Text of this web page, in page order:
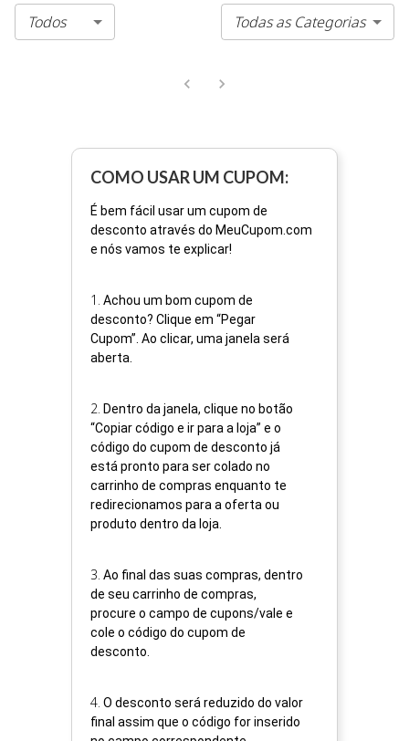
Todos Todas as Categorias
COMO USAR UM CUPOM:
É bem fácil usar um cupom de
desconto através do MeuCupom.com
e nós vamos te explicar!
1 . Achou um bom cupom de
desconto? Clique em “Pegar
Cupom”. Ao clicar, uma janela será
aberta.
2. Dentro da janela, clique no botão
“Copiar código e ir para a loja” e o
código do cupom de desconto já
está pronto para ser colado no
carrinho de compras enquanto te
redirecionamos para a oferta ou
produto dentro da loja.
3. Ao final das suas compras, dentro
de seu carrinho de compras,
procure o campo de cupons/vale e
cole o código do cupom de
desconto.
4. O desconto será reduzido do valor
final assim que o código for inserido